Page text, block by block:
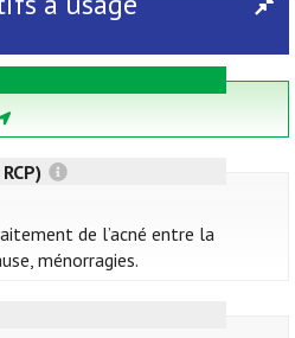
de l’acné entre la
ménorragies.